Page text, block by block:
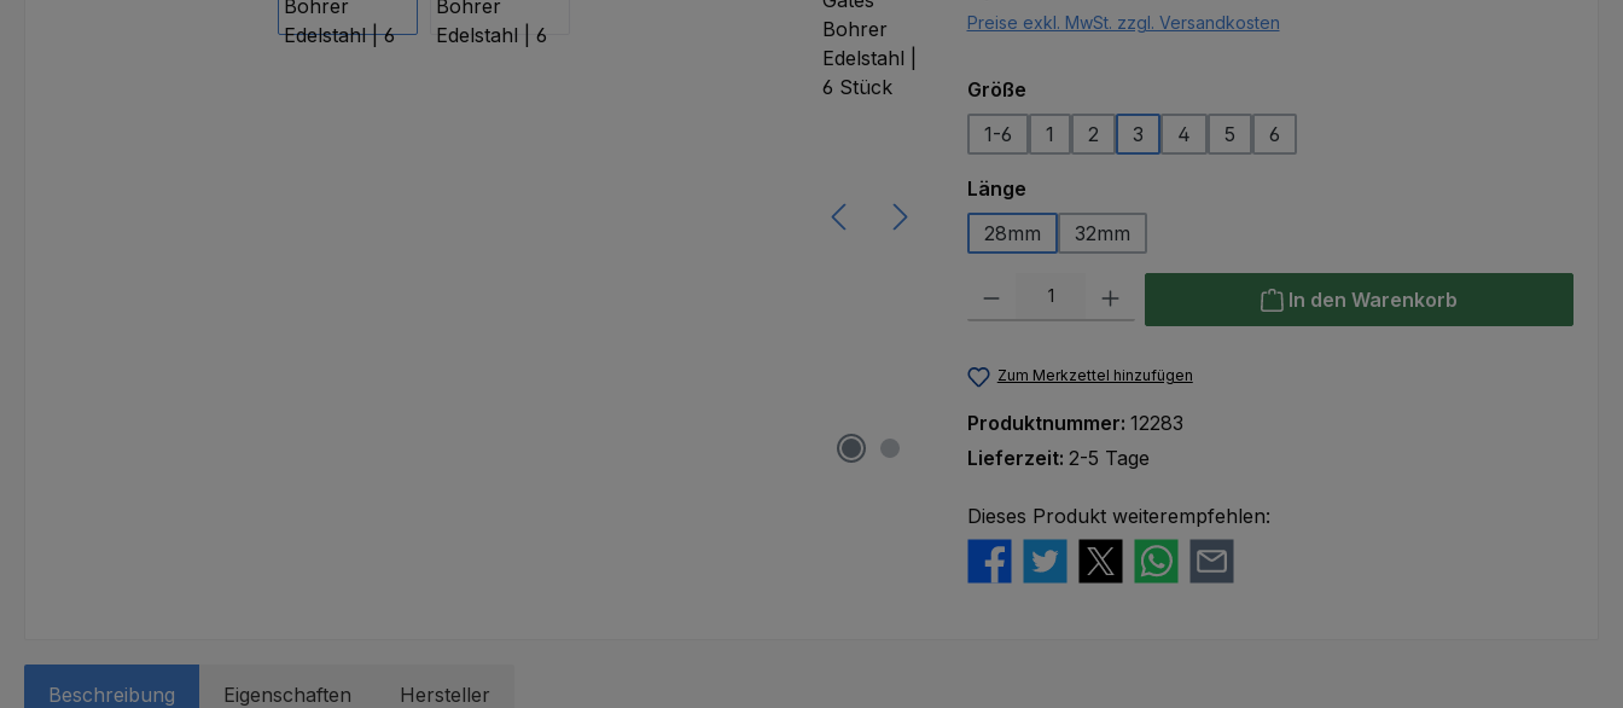
Preise exkl. MwSt. zzgl. Versandkosten
Größeauswählen
1-6
1 2 3 4 5 6
Längeauswählen
28mm
32mm
Produkt Anzahl: Gib den gewünschten Wert ein oder benutze die Schaltflächen
In den Warenkorb
Zum Merkzettel hinzufügen
Produktnummer: 12283
Lieferzeit: 2-5 Tage
Dieses Produkt weiterempfehlen:
Beschreibung Eigenschaften Hersteller